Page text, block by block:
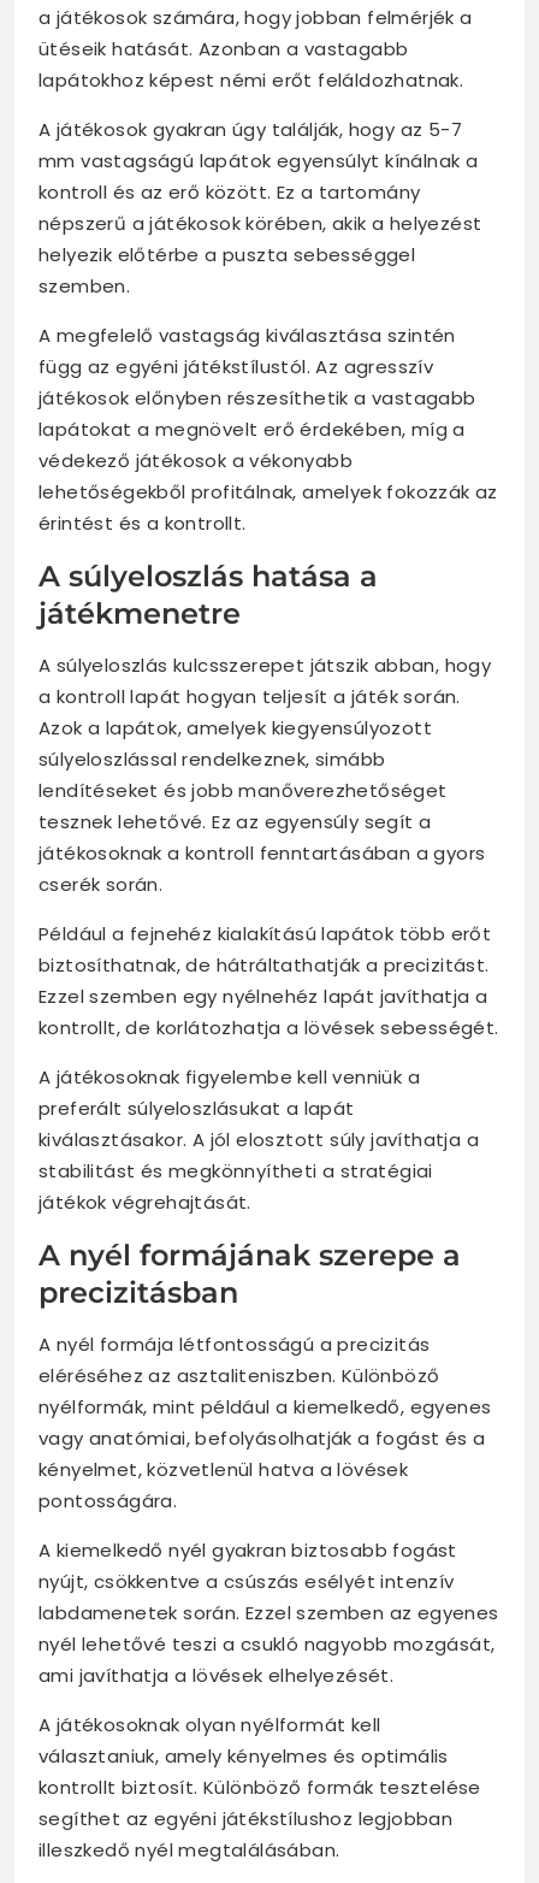
a játékosok számára, hogy jobban felmérjék a
ütéseik hatását. Azonban a vastagabb
lapátokhoz képest némi erőt feláldozhatnak.
A játékosok gyakran úgy találják, hogy az 5-7
mm vastagságú lapátok egyensúlyt kínálnak a
kontroll és az erő között. Ez a tartomány
népszerű a játékosok körében, akik a helyezést
helyezik előtérbe a puszta sebességgel
szemben.
A megfelelő vastagság kiválasztása szintén
függ az egyéni játékstílustól. Az agresszív
játékosok előnyben részesíthetik a vastagabb
lapátokat a megnövelt erő érdekében, míg a
védekező játékosok a vékonyabb
lehetőségekből profitálnak, amelyek fokozzák az
érintést és a kontrollt.
A súlyeloszlás hatása a
játékmenetre
A súlyeloszlás kulcsszerepet játszik abban, hogy
a kontroll lapát hogyan teljesít a játék során.
Azok a lapátok, amelyek kiegyensúlyozott
súlyeloszlással rendelkeznek, simább
lendítéseket és jobb manőverezhetőséget
tesznek lehetővé. Ez az egyensúly segít a
játékosoknak a kontroll fenntartásában a gyors
cserék során.
Például a fejnehéz kialakítású lapátok több erőt
biztosíthatnak, de hátráltathatják a precizitást.
Ezzel szemben egy nyélnehéz lapát javíthatja a
kontrollt, de korlátozhatja a lövések sebességét.
A játékosoknak figyelembe kell venniük a
preferált súlyeloszlásukat a lapát
kiválasztásakor. A jól elosztott súly javíthatja a
stabilitást és megkönnyítheti a stratégiai
játékok végrehajtását.
A nyél formájának szerepe a
precizitásban
A nyél formája létfontosságú a precizitás
eléréséhez az asztaliteniszben. Különböző
nyélformák, mint például a kiemelkedő, egyenes
vagy anatómiai, befolyásolhatják a fogást és a
kényelmet, közvetlenül hatva a lövések
pontosságára.
A kiemelkedő nyél gyakran biztosabb fogást
nyújt, csökkentve a csúszás esélyét intenzív
labdamenetek során. Ezzel szemben az egyenes
nyél lehetővé teszi a csukló nagyobb mozgását,
ami javíthatja a lövések elhelyezését.
A játékosoknak olyan nyélformát kell
választaniuk, amely kényelmes és optimális
kontrollt biztosít. Különböző formák tesztelése
segíthet az egyéni játékstílushoz legjobban
illeszkedő nyél megtalálásában.